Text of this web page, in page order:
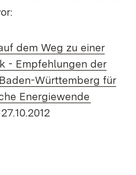
dem Weg zu einer
- Empfehlungen der
Württemberg für
Energiewende